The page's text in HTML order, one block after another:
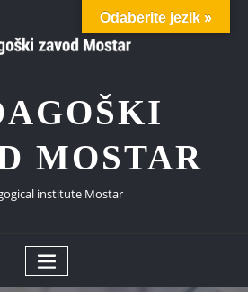
MOSTAR
institute Mostar
Odaberite jezik »